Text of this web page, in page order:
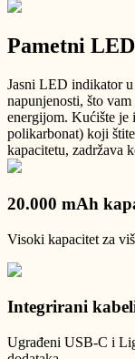
Pametni
Jasni LED indikator
napunjenosti, što
energijom. Kućište
polikarbonat) koji
kapacitetu, zadržava
20.000 mAh
Visoki kapacitet za
Integrirani
Ugrađeni USB-C i